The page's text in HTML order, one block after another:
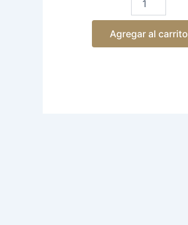
Agregar al carrito